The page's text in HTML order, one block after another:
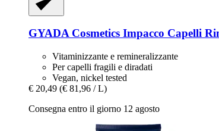
GYADA Cosmetics Impacco Capelli
Vitaminizzante e remineralizzante
Per capelli fragili e diradati
Vegan, nickel tested
€ 20,49 (€ 81,96 / L)
Consegna entro il giorno 12 agosto